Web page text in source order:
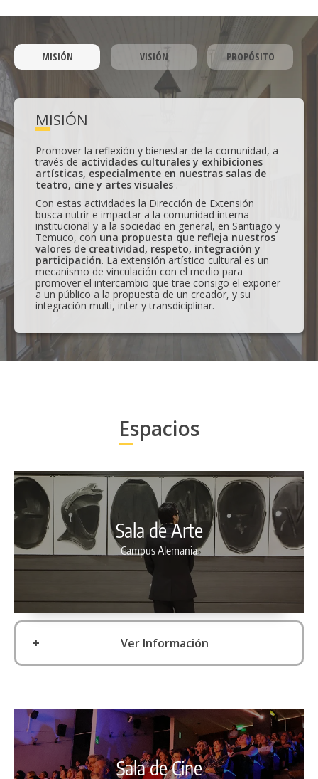
MISIÓN VISIÓN PROPÓSITO
MISIÓN
Promover la reflexión y bienestar de la comunidad, a
través de actividades culturales y exhibiciones
artísticas, especialmente en nuestras salas de
teatro, cine y artes visuales .
Con estas actividades la Dirección de Extensión
busca nutrir e impactar a la comunidad interna
institucional y a la sociedad en general, en Santiago y
Temuco, con una propuesta que refleja nuestros
valores de creatividad, respeto, integración y
participación. La extensión artístico cultural es un
mecanismo de vinculación con el medio para
promover el intercambio que trae consigo el exponer
a un público a la propuesta de un creador, y su
integración multi, inter y transdiciplinar.
Espacios
Sala de Arte
Campus Alemania
Ver Información
sede Temuco.
Esta iniciativa busca fomentar la circulación de la cultura
visual actual y abrir espacios de reflexión crítica,
encuentro interdisciplinario y diálogo con el territorio,
permitiendo visibilizar y fortalecer el circuito de artes
Sala de Cine